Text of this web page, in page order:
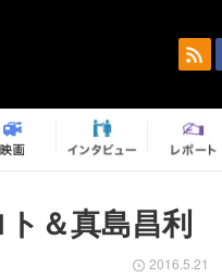
＆真島昌利
2016.5.21